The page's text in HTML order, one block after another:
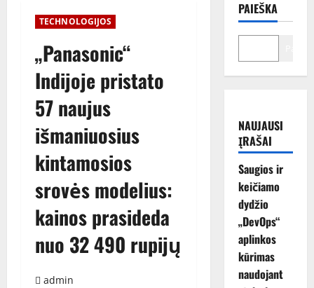
TECHNOLOGIJOS
„Panasonic“
Indijoje pristato
57 naujus
išmaniuosius
kintamosios
srovės modelius:
kainos prasideda
nuo 32 490 rupijų
admin
PAIEŠKA
NAUJAUSI
ĮRAŠAI
Saugios ir
keičiamo
dydžio
„DevOps“
aplinkos
kūrimas
naudojant